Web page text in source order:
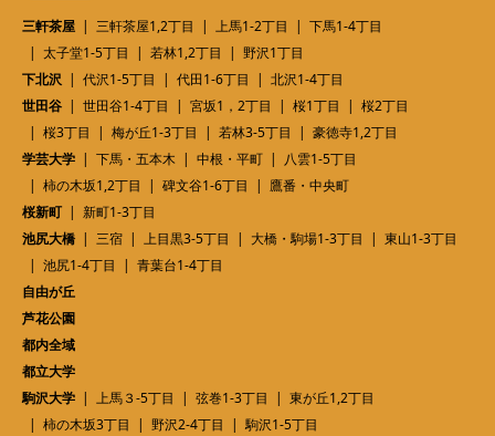
三軒茶屋
三軒茶屋1,2丁目 上馬1-2丁目
下馬1-4丁目
太子堂1-5丁目
若林1,2丁目
野沢1丁目
下北沢
代沢1-5丁目 代田1-6丁目
北沢1-4丁目
世田谷
世田谷1-4丁目 宮坂1，2丁目 桜1丁目
桜2丁目
桜3丁目
梅が丘1-3丁目 若林3-5丁目
豪徳寺1,2丁目
学芸大学
下馬・五本木 中根・平町
八雲1-5丁目
柿の木坂1,2丁目
碑文谷1-6丁目
鷹番・中央町
桜新町
新町1-3丁目
池尻大橋
三宿 上目黒3-5丁目 大橋・駒場1-3丁目
東山1-3丁目
池尻1-4丁目
青葉台1-4丁目
自由が丘
芦花公園
都内全域
都立大学
駒沢大学
上馬３-5丁目 弦巻1-3丁目
東が丘1,2丁目
柿の木坂3丁目
野沢2-4丁目 駒沢1-5丁目